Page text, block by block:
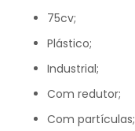
75cv;
Plástico;
Industrial;
Com redutor;
Com partículas;